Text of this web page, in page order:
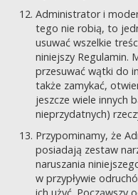
Administrator i
tego nie robią, to
usuwać wszelkie
niniejszy Regulamin.
przesuwać wątki do
także zamykać,
jeszcze wiele innych
nieprzydatnych)
Przypominamy, że
posiadają zestaw
naruszania
w przypływie
ich użyć. Począwszy